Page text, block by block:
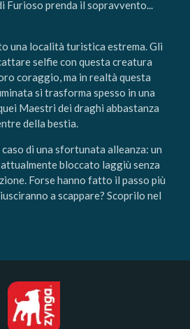
Furioso prenda il sopravvento...
una località turistica estrema. Gli
selfie con questa creatura
coraggio, ma in realtà questa
si trasforma spesso in una
Maestri dei draghi abbastanza
della bestia.
di una sfortunata alleanza: un
bloccato laggiù senza
Forse hanno fatto il passo più
a scappare? Scoprilo nel